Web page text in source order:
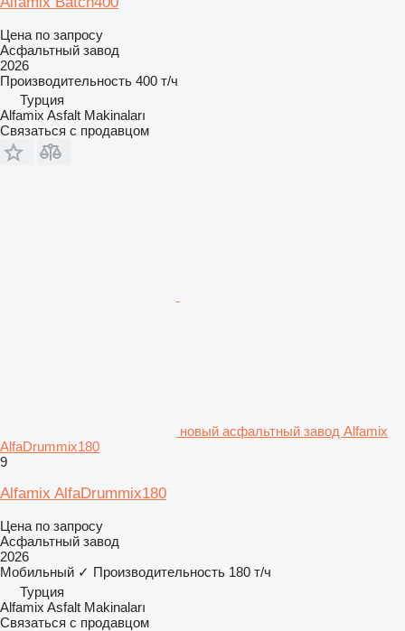
Цена по запросу
Асфальтный завод
2026
Производительность 400 т/ч
Турция
Alfamix Asfalt Makinaları
Связаться с продавцом
новый асфальтный завод Alfamix
AlfaDrummix180
9
Alfamix AlfaDrummix180
Цена по запросу
Асфальтный завод
2026
Мобильный ✓ Производительность 180 т/ч
Турция
Alfamix Asfalt Makinaları
Связаться с продавцом